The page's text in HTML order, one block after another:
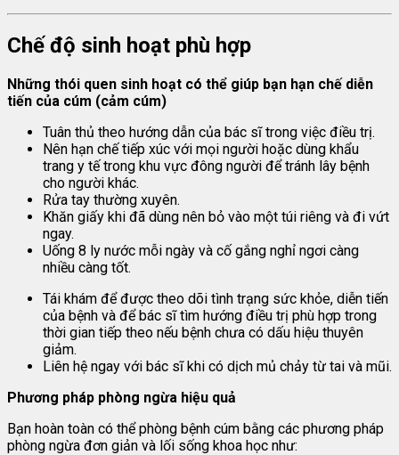
Chế độ sinh hoạt phù hợp
Những thói quen sinh hoạt có thể giúp bạn hạn chế diễn
tiến của cúm (cảm cúm)
Tuân thủ theo hướng dẫn của bác sĩ trong việc điều trị.
Nên hạn chế tiếp xúc với mọi người hoặc dùng khẩu
trang y tế trong khu vực đông người để tránh lây bệnh
cho người khác.
Rửa tay thường xuyên.
Khăn giấy khi đã dùng nên bỏ vào một túi riêng và đi vứt
ngay.
Uống 8 ly nước mỗi ngày và cố gắng nghỉ ngơi càng
nhiều càng tốt.
Tái khám để được theo dõi tình trạng sức khỏe, diễn tiến
của bệnh và để bác sĩ tìm hướng điều trị phù hợp trong
thời gian tiếp theo nếu bệnh chưa có dấu hiệu thuyên
giảm.
Liên hệ ngay với bác sĩ khi có dịch mủ chảy từ tai và mũi.
Phương pháp phòng ngừa hiệu quả
Bạn hoàn toàn có thể phòng bệnh cúm bằng các phương pháp
phòng ngừa đơn giản và lối sống khoa học như: